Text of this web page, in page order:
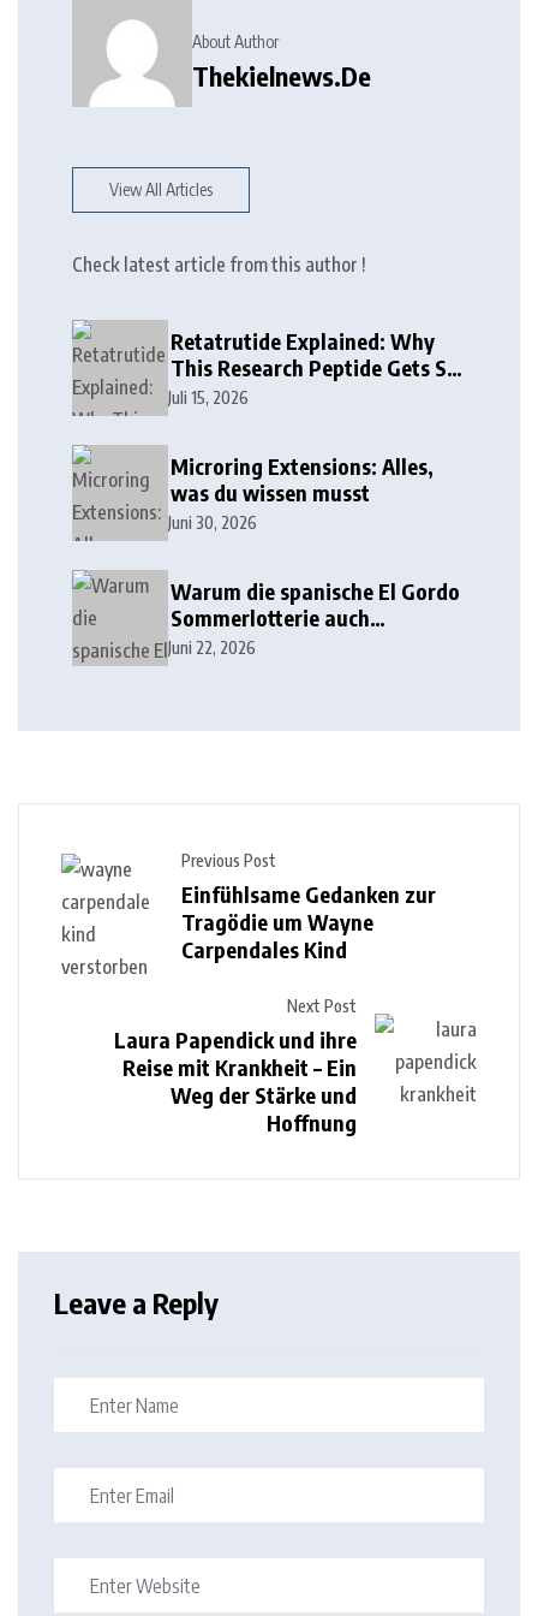
About Author
Thekielnews.de
View All Articles
Check latest article from this author !
Retatrutide Explained: Why
This Research Peptide Gets So
Much Attention
Juli 15, 2026
Microring Extensions: Alles,
was du wissen musst
Juni 30, 2026
Warum die spanische El Gordo
Sommerlotterie auch
Lottoland erobert
Juni 22, 2026
Previous Post
Einfühlsame Gedanken zur
Tragödie um Wayne
Carpendales Kind
Next Post
Laura Papendick und ihre
Reise mit Krankheit – Ein
Weg der Stärke und
Hoffnung
Leave a Reply